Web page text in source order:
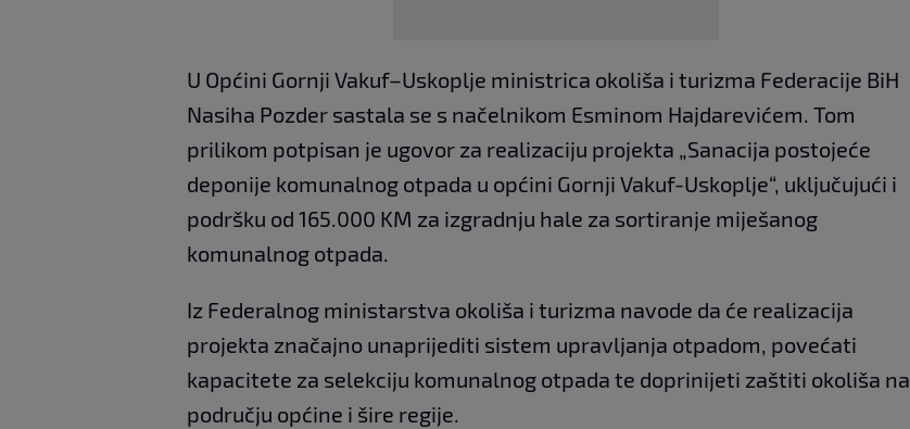
U Općini Gornji Vakuf–Uskoplje ministrica okoliša i turizma Federacije BiH
Nasiha Pozder sastala se s načelnikom Esminom Hajdarevićem. Tom
prilikom potpisan je ugovor za realizaciju projekta „Sanacija postojeće
deponije komunalnog otpada u općini Gornji Vakuf-Uskoplje“, uključujući i
podršku od 165.000 KM za izgradnju hale za sortiranje miješanog
komunalnog otpada.
Iz Federalnog ministarstva okoliša i turizma navode da će realizacija
projekta značajno unaprijediti sistem upravljanja otpadom, povećati
kapacitete za selekciju komunalnog otpada te doprinijeti zaštiti okoliša na
području općine i šire regije.